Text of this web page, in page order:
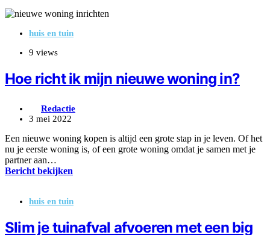
huis en tuin
9 views
Hoe richt ik mijn nieuwe woning in?
Redactie
3 mei 2022
Een nieuwe woning kopen is altijd een grote stap in je leven. Of het
nu je eerste woning is, of een grote woning omdat je samen met je
partner aan…
Bericht bekijken
huis en tuin
Slim je tuinafval afvoeren met een big